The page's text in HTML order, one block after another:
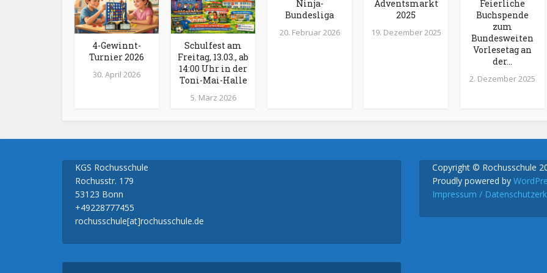
4-Gewinnt-
Turnier 2026
30. April 2026
Schulfest am
Freitag, 13.03., ab
14:00 Uhr in der
Toni-Mai-Halle
5. März 2026
Ninja-
Bundesliga
20. Februar 2026
Adventsmarkt
2025
19. Dezember 2025
Feierliche
Buchspende
zum
Bundesweiten
Vorlesetag an
der...
2. Dezember 2025
KGS Rochusschule
Rochusstr. 179
53123 Bonn
+49228777455
rochusschule[at]rochusschule.de
Copyright © Rochusschule
Proudly powered by
Impressum /